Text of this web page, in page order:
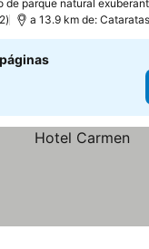
de parque natural
a 13.9 km de: